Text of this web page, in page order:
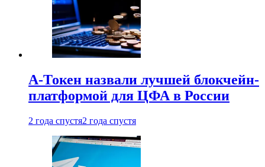
А-Токен назвали лучшей блокчейн-
платформой для ЦФА в России
2 года спустя2 года спустя